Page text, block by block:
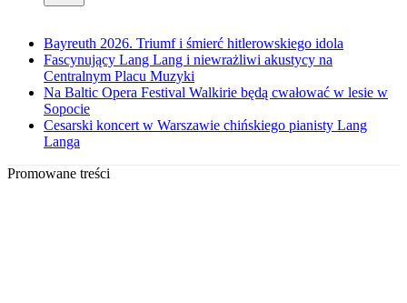
Bayreuth 2026. Triumf i śmierć hitlerowskiego idola
Fascynujący Lang Lang i niewrażliwi akustycy na
Centralnym Placu Muzyki
Na Baltic Opera Festival Walkirie będą cwałować w lesie w
Sopocie
Cesarski koncert w Warszawie chińskiego pianisty Lang
Langa
Promowane treści